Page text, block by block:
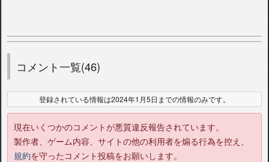
コメント一覧(46)
登録されている情報は2024年1月5日までの情報のみです。
現在いくつかのコメントが悪質違反報告されています。
製作者、ゲーム内容、サイトの他の利用者を煽る行為を控え、
規約を守ったコメント投稿をお願いします。